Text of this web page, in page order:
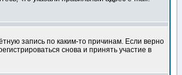
запись по каким-то причинам. Если верно
снова и принять участие в